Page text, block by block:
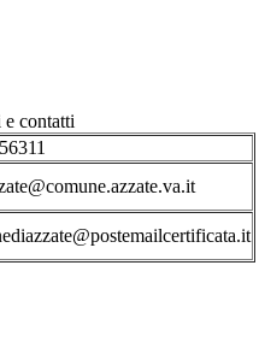
contatti